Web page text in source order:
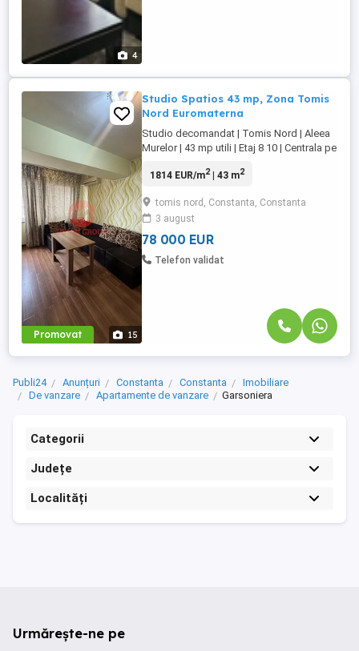
4
Promovat 15
Studio Spatios 43 mp, Zona Tomis
Nord Euromaterna
Studio decomandat | Tomis Nord | Aleea
Murelor | 43 mp utili | Etaj 8 10 | Centrala pe
locuinte spatioase, bine compartimentate
cautate zone din Constanta, acest studio
decomandat din Tomis Nord poate fi
alegerea ideala. Fie ...
1814 EUR/m2| 43 m2
tomis nord, Constanta, Constanta
3 august
78 000 EUR
Telefon validat
Publi24 Anunțuri Constanta Constanta
Imobiliare
De vanzare
Apartamente de vanzare Garsoniera
Categorii
Județe
Localități
Urmărește-ne pe